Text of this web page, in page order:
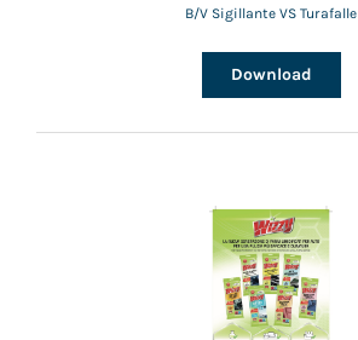
B/V Sigillante VS Turafalle
Download